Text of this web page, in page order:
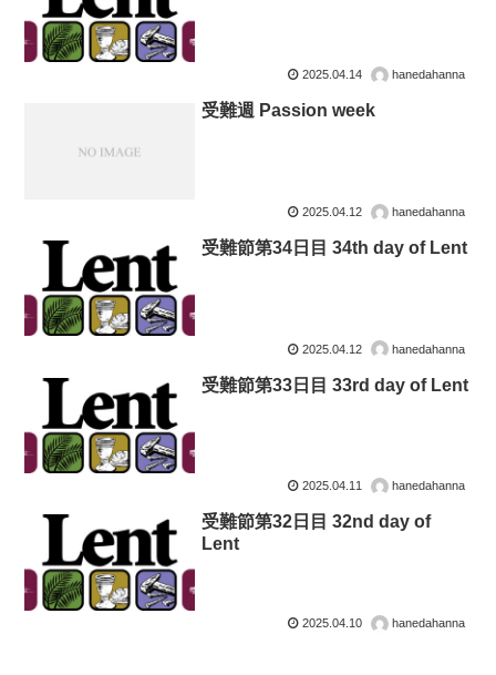
2025.04.14 hanedahanna
受難週 Passion week
2025.04.12 hanedahanna
受難節第34日目 34th day of Lent
2025.04.12 hanedahanna
受難節第33日目 33rd day of Lent
2025.04.11 hanedahanna
受難節第32日目 32nd day of
Lent
2025.04.10 hanedahanna